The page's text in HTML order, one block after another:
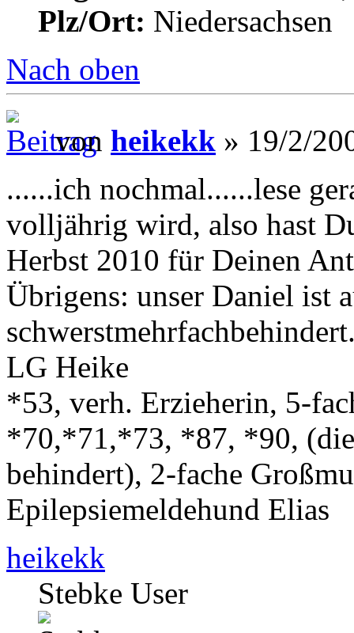
Plz/Ort: Niedersachsen
Nach oben
von heikekk » 19/2/
......ich nochmal......lese
volljährig wird, also hast
Herbst 2010 für Deinen
Übrigens: unser Daniel ist
LG Heike
*53, verh. Erzieherin, 5-
*70,*71,*73, *87, *90,
behindert), 2-fache
Epilepsiemeldehund Elias
heikekk
Stebke User